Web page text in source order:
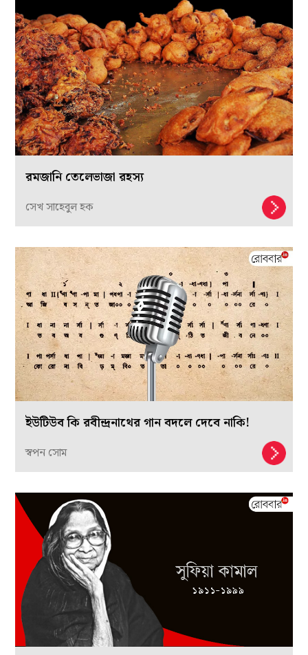
রমজানি তেলেভাজা রহস্য
সেখ সাহেবুল হক
ইউটিউব কি রবীন্দ্রনাথের গান বদলে দেবে নাকি!
স্বপন সোম